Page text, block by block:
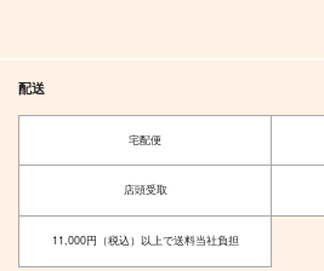
配送
宅配便
店頭受取
11,000円（税込）以上で送料当社負担